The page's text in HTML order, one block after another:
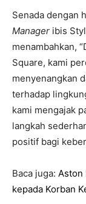
Senada dengan
Manager ibis
menambahkan,
Square, kami
menyenangkan
terhadap
kami mengajak
langkah
positif bagi
Baca juga: Aston
kepada Korban